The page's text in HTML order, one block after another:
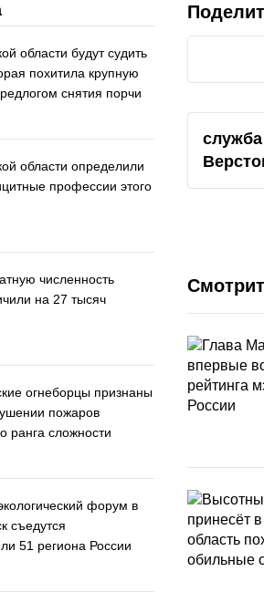
области будут судить
похитила крупную
снятия порчи
области определили
профессии этого
численность
на 27 тысяч
огнеборцы признаны
пожаров
ранга сложности
форум в
съедутся
51 региона России